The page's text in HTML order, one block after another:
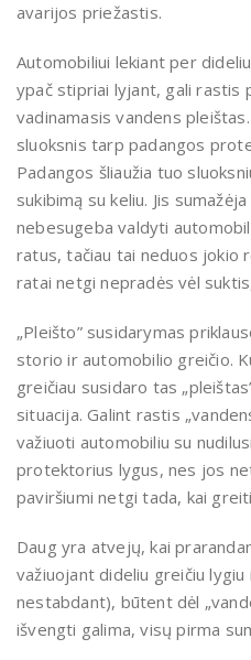
avarijos priežastis.
Automobiliui lekiant per
ypač stipriai lyjant, gali rastis
vadinamasis vandens
sluoksnis tarp padangos
Padangos šliaužia tuo
sukibimą su keliu. Jis
nebesugeba valdyti
ratus, tačiau tai neduos jokio
ratai netgi nepradės vėl
„Pleišto” susidarymas
storio ir automobilio greičio.
greičiau susidaro tas
situacija. Galint rastis
važiuoti automobiliu su
protektorius lygus, nes jos
paviršiumi netgi tada, kai
Daug yra atvejų, kai
važiuojant dideliu greičiu lygiu
nestabdant), būtent dėl
išvengti galima, visų pirma